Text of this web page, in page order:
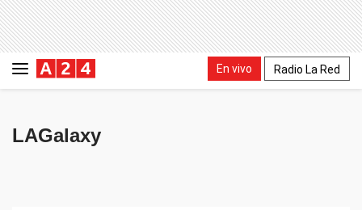
En vivo Radio La Red
LAGalaxy